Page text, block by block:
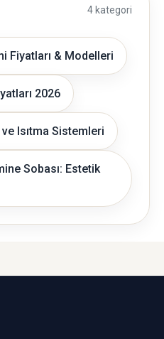
4 kategori
Fiyatları & Modelleri
2026
Isıtma Sistemleri
Sobası: Estetik